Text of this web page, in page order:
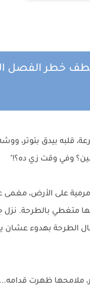
خطر الفصل
قلبه بيدق بتوتر،
وفي وقت زي ده؟!"
على الأرض، مغمى
متغطي بالطرحة. نزل
الطرحة بهدوء
ملامحها ظهرت قدامه...